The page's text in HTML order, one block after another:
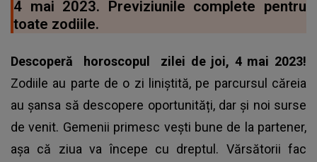
4 mai 2023. Previziunile complete pentru
toate zodiile.
Descoperă horoscopul zilei de joi, 4 mai 2023!
Zodiile au parte de o zi liniștită, pe parcursul căreia
au șansa să descopere oportunități, dar și noi surse
de venit. Gemenii primesc vești bune de la partener,
așa că ziua va începe cu dreptul. Vărsătorii fac